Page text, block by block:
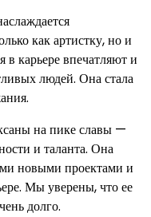
как артистку, но и
в карьере впечатляют и
людей. Она стала
на пике славы —
и таланта. Она
новыми проектами и
Мы уверены, что ее
долго.